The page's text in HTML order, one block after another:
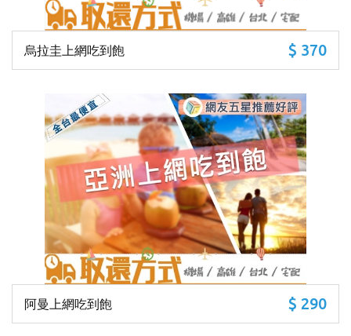
烏拉圭上網吃到飽 $ 370
阿曼上網吃到飽 $ 290